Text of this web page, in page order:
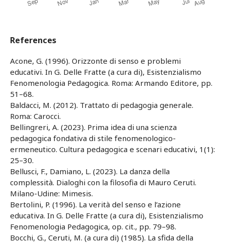
References
Acone, G. (1996). Orizzonte di senso e problemi
educativi. In G. Delle Fratte (a cura di), Esistenzialismo
Fenomenologia Pedagogica. Roma: Armando Editore, pp.
51–68.
Baldacci, M. (2012). Trattato di pedagogia generale.
Roma: Carocci.
Bellingreri, A. (2023). Prima idea di una scienza
pedagogica fondativa di stile fenomenologico-
ermeneutico. Cultura pedagogica e scenari educativi, 1(1):
25–30.
Bellusci, F., Damiano, L. (2023). La danza della
complessità. Dialoghi con la filosofia di Mauro Ceruti.
Milano-Udine: Mimesis.
Bertolini, P. (1996). La verità del senso e l’azione
educativa. In G. Delle Fratte (a cura di), Esistenzialismo
Fenomenologia Pedagogica, op. cit., pp. 79–98.
Bocchi, G., Ceruti, M. (a cura di) (1985). La sfida della